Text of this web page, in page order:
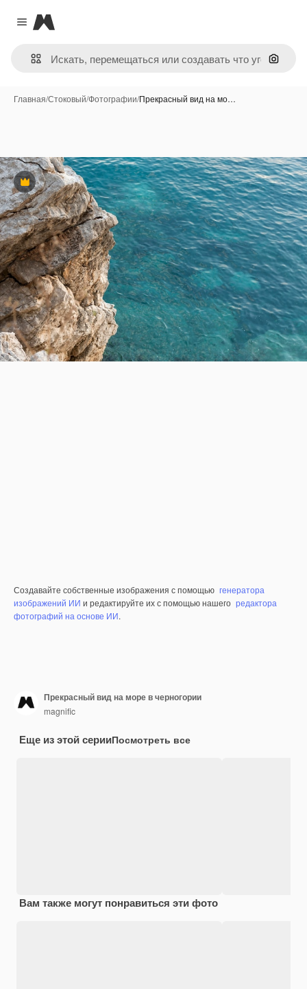
Close menu
Magnific
Поиск
Главная/Стоковый/Фотографии/Прекрасный вид на мо…
Премиум
Создавайте собственные изображения с помощью генератора
изображений ИИ и редактируйте их с помощью нашего редактора
фотографий на основе ИИ.
Прекрасный вид на море в черногории
magnific
Еще из этой серииПосмотреть все
Вам также могут понравиться эти фото